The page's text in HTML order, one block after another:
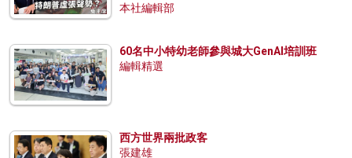
本社編輯部
60名中小特幼老師參與城大GenAI培訓班
編輯精選
西方世界兩批政客
張建雄